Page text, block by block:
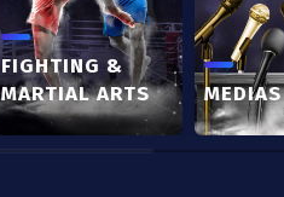
FIGHTING &
MARTIAL ARTS
MEDIAS